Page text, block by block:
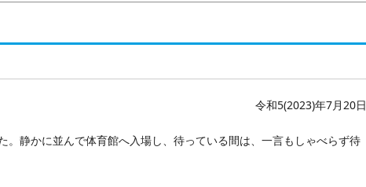
令和5(2023)年7月20日
静かに並んで体育館へ入場し、待っている間は、一言もしゃべらず待